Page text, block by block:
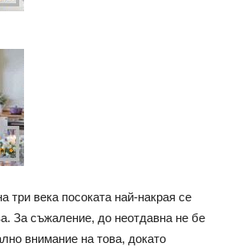
три века посоката най-накрая се
За съжаление, до неотдавна не бе
внимание на това, докато